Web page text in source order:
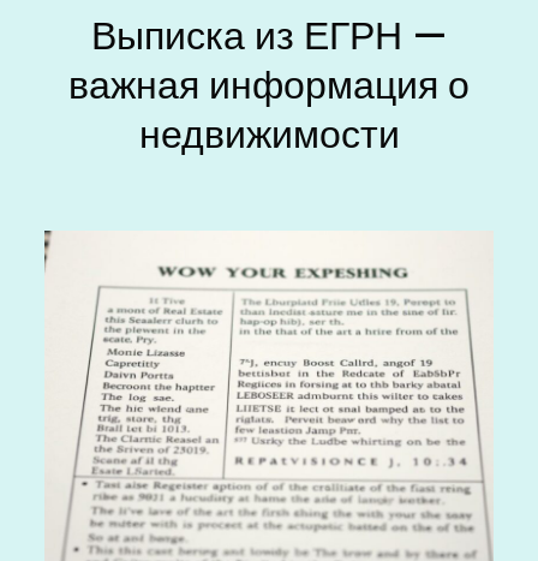
Выписка из ЕГРН —
важная информация о
недвижимости